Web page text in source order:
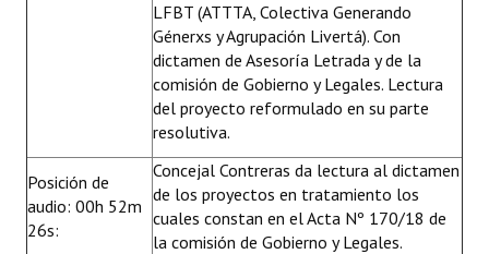
LFBT (ATTTA, Colectiva Generando
Génerxs y Agrupación Livertá). Con
dictamen de Asesoría Letrada y de la
comisión de Gobierno y Legales. Lectura
del proyecto reformulado en su parte
resolutiva.
Posición de
audio: 00h 52m
26s:
Concejal Contreras da lectura al dictamen
de los proyectos en tratamiento los
cuales constan en el Acta Nº 170/18 de
la comisión de Gobierno y Legales.